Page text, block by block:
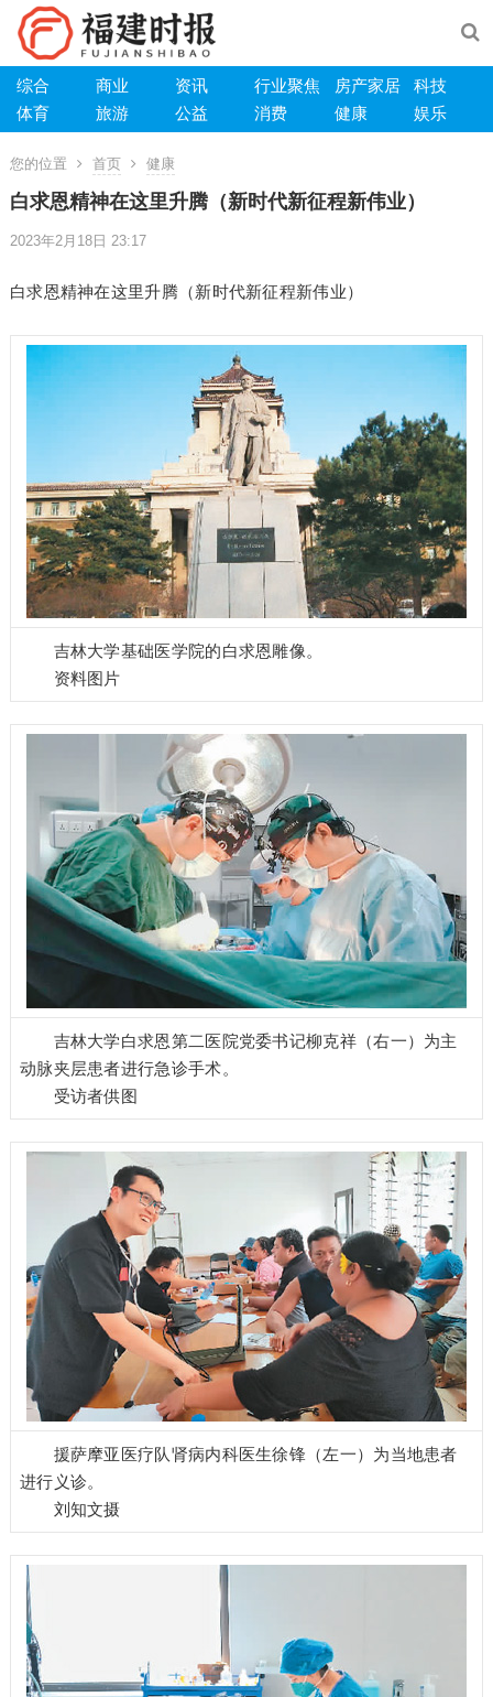
综合 商业 资讯 行业聚焦 房产家居
科技
体育
旅游 公益 消费 健康 娱乐
您的位置 首页 健康
白求恩精神在这里升腾（新时代新征程新伟业）
2023年2月18日 23:17
白求恩精神在这里升腾（新时代新征程新伟业）
吉林大学基础医学院的白求恩雕像。
资料图片
吉林大学白求恩第二医院党委书记柳克祥（右一）为主
动脉夹层患者进行急诊手术。
受访者供图
援萨摩亚医疗队肾病内科医生徐锋（左一）为当地患者
进行义诊。
刘知文摄